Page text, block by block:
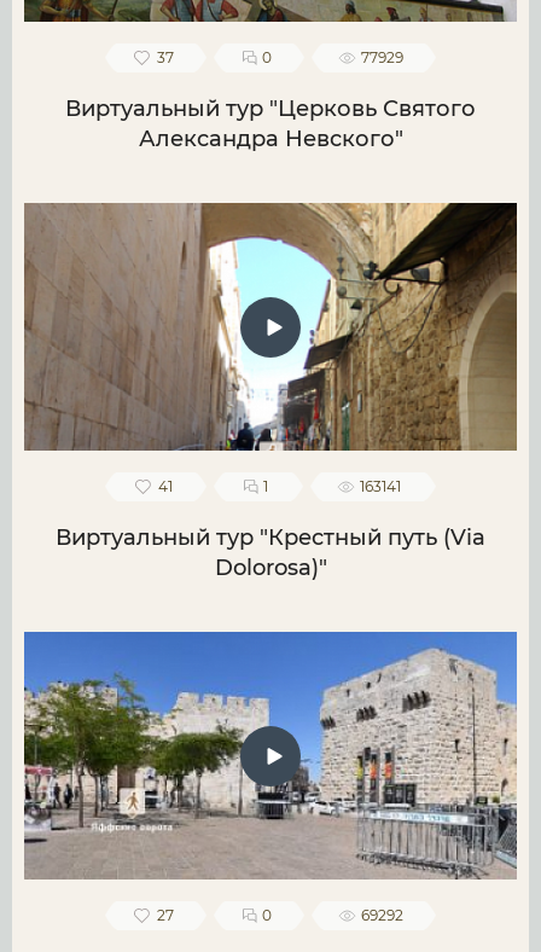
37 0 77929
Виртуальный тур "Церковь Святого
Александра Невского"
41 1 163141
Виртуальный тур "Крестный путь (Via
Dolorosa)"
27 0 69292